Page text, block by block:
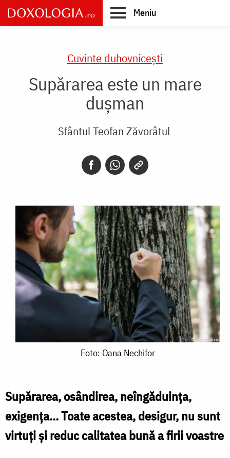
Skip
to
main
Meniu
Cuvinte duhovnicești
Supărarea este un mare
duşman
Sfântul Teofan Zăvorâtul
Foto: Oana Nechifor
Supărarea, osândirea, neîngăduinţa,
exigenţa... Toate acestea, desigur, nu sunt
virtuţi şi reduc calitatea bună a firii voastre